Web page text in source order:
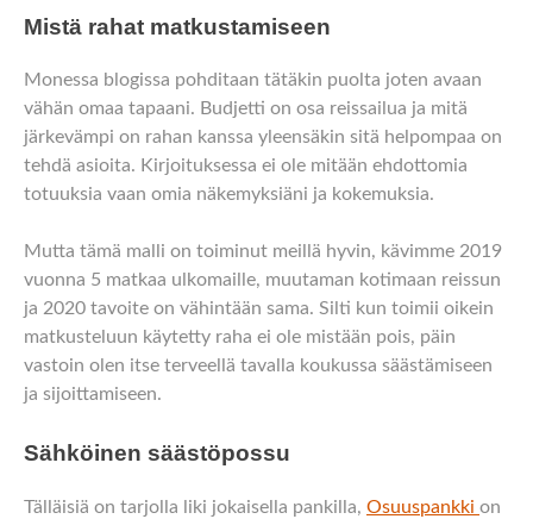
Mistä rahat matkustamiseen
Monessa blogissa pohditaan tätäkin puolta joten avaan
vähän omaa tapaani. Budjetti on osa reissailua ja mitä
järkevämpi on rahan kanssa yleensäkin sitä helpompaa on
tehdä asioita. Kirjoituksessa ei ole mitään ehdottomia
totuuksia vaan omia näkemyksiäni ja kokemuksia.
Mutta tämä malli on toiminut meillä hyvin, kävimme 2019
vuonna 5 matkaa ulkomaille, muutaman kotimaan reissun
ja 2020 tavoite on vähintään sama. Silti kun toimii oikein
matkusteluun käytetty raha ei ole mistään pois, päin
vastoin olen itse terveellä tavalla koukussa säästämiseen
ja sijoittamiseen.
Sähköinen säästöpossu
Tälläisiä on tarjolla liki jokaisella pankilla, Osuuspankki on